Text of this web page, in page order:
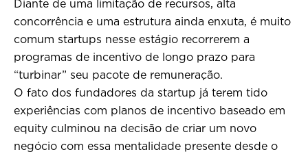
Diante de uma limitação de recursos, alta
concorrência e uma estrutura ainda enxuta, é muito
comum startups nesse estágio recorrerem a
programas de incentivo de longo prazo para
“turbinar” seu pacote de remuneração.
O fato dos fundadores da startup já terem tido
experiências com planos de incentivo baseado em
equity culminou na decisão de criar um novo
negócio com essa mentalidade presente desde o